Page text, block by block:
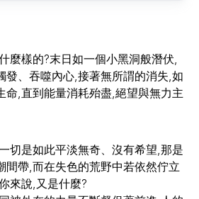
麼樣的?末日如一個小黑洞般潛伏,
發、吞噬內心,接著無所謂的消失,如
命,直到能量消耗殆盡,絕望與無力主
切是如此平淡無奇、沒有希望,那是
間帶,而在失色的荒野中若依然佇立
來說,又是什麼?